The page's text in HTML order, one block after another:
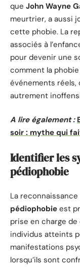
que John Wayne
meurtrier, a aussi
cette phobie. La
associés à
pour devenir une
comment la
événements réels,
autrement
A lire également :
soir : mythe qui
Identifier les
pédiophobie
La reconnaissance
pédiophobie est
prise en charge
individus atteints
manifestations
lorsqu’ils sont